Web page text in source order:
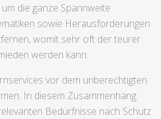
die ganze Spannweite
sowie Herausforderungen
womit sehr oft der teurer
werden kann.
vor dem unberechtigten
In diesem Zusammenhang
Bedürfnisse nach Schutz